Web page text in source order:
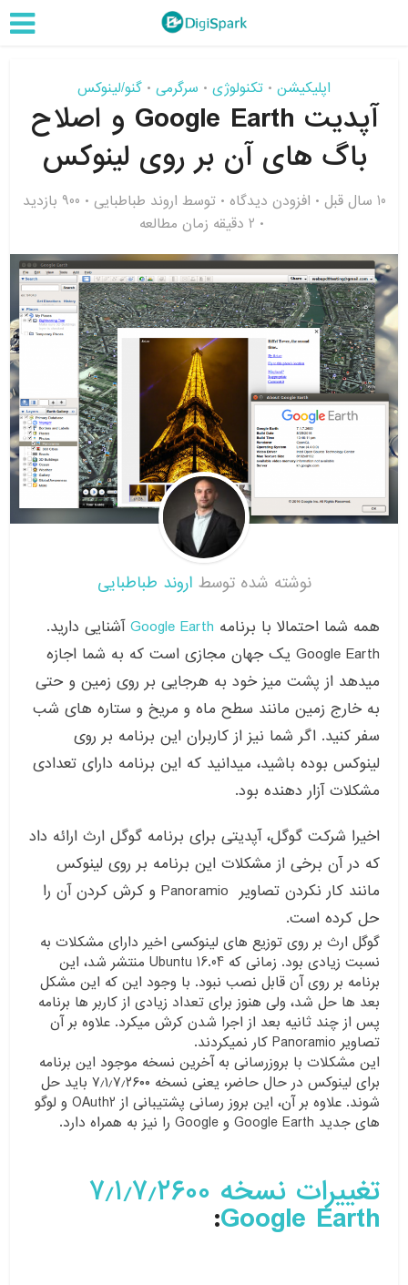
اپلیکیشن • تکنولوژی • سرگرمی • گنو/لینوکس
آپدیت Google Earth و اصلاح
باگ های آن بر روی لینوکس
10 سال قبل افزودن دیدگاه توسط اروند طباطبایی
900 بازدید
2 دقیقه زمان مطالعه
نوشته شده توسط اروند طباطبایی
همه شما احتمالا با برنامه Google Earth آشنایی دارید.
Google Earth یک جهان مجازی است که به شما اجازه
میدهد از پشت میز خود به هرجایی بر روی زمین و حتی
به خارج زمین مانند سطح ماه و مریخ و ستاره های شب
سفر کنید. اگر شما نیز از کاربران این برنامه بر روی
لینوکس بوده باشید، میدانید که این برنامه دارای تعدادی
مشکلات آزار دهنده بود.
اخیرا شرکت گوگل، آپدیتی برای برنامه گوگل ارث ارائه داد
که در آن برخی از مشکلات این برنامه بر روی لینوکس
مانند کار نکردن تصاویر Panoramio و کرش کردن آن را
حل کرده است.
گوگل ارث بر روی توزیع های لینوکسی اخیر دارای مشکلات به
نسبت زیادی بود. زمانی که Ubuntu 16.04 منتشر شد، این
برنامه بر روی آن قابل نصب نبود. با وجود این که این مشکل
بعد ها حل شد، ولی هنوز برای تعداد زیادی از کاربر ها برنامه
پس از چند ثانیه بعد از اجرا شدن کرش میکرد. علاوه بر آن
تصاویر Panoramio کار نمیکردند.
این مشکلات با بروزرسانی به آخرین نسخه موجود این برنامه
برای لینوکس در حال حاضر، یعنی نسخه ۷٫۱٫۷٫۲۶۰۰ باید حل
شوند. علاوه بر آن، این بروز رسانی پشتیبانی از OAuth2 و لوگو
های جدید Google Earth و Google را نیز به همراه دارد.
تغییرات نسخه ۷٫۱٫۷٫۲۶۰۰
Google Earth
: